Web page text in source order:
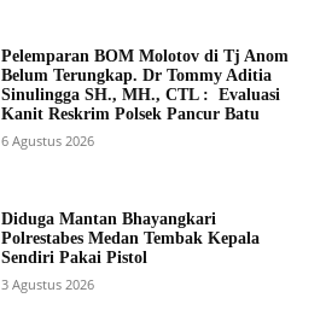
Pelemparan BOM Molotov di Tj Anom
Belum Terungkap. Dr Tommy Aditia
Sinulingga SH., MH., CTL : Evaluasi
Kanit Reskrim Polsek Pancur Batu
6 Agustus 2026
Diduga Mantan Bhayangkari
Polrestabes Medan Tembak Kepala
Sendiri Pakai Pistol
3 Agustus 2026